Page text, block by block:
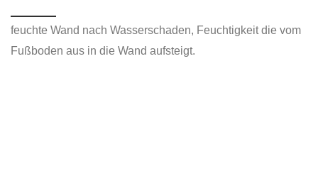
feuchte Wand nach Wasserschaden, Feuchtigkeit die vom
Fußboden aus in die Wand aufsteigt.